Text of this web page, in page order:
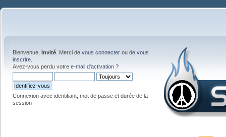
Bienvenue, Invité . Merci de vous connecter ou de vous
inscrire
Avez-vous perdu votre e-mail d'activation ?
Connexion avec identifiant, mot de passe et durée de la
session